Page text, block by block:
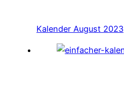
Kalender August 2023